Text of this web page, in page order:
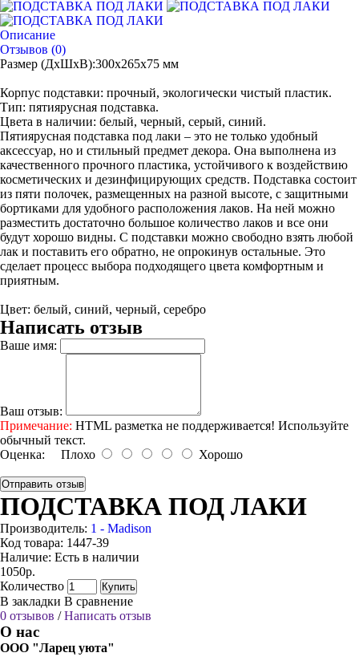
Описание
Отзывов (0)
Размер (ДхШхВ):300х265х75 мм
Корпус подставки: прочный, экологически чистый пластик.
Тип: пятиярусная подставка.
Цвета в наличии: белый, черный, серый, синий.
Пятиярусная подставка под лаки – это не только удобный
аксессуар, но и стильный предмет декора. Она выполнена из
качественного прочного пластика, устойчивого к воздействию
косметических и дезинфицирующих средств. Подставка состоит
из пяти полочек, размещенных на разной высоте, с защитными
бортиками для удобного расположения лаков. На ней можно
разместить достаточно большое количество лаков и все они
будут хорошо видны. С подставки можно свободно взять любой
лак и поставить его обратно, не опрокинув остальные. Это
сделает процесс выбора подходящего цвета комфортным и
приятным.
Цвет: белый, синий, черный, серебро
Написать отзыв
Ваше имя:
Ваш отзыв:
Примечание: HTML разметка не поддерживается! Используйте
обычный текст.
Оценка: Плохо Хорошо
Отправить отзыв
ПОДСТАВКА ПОД ЛАКИ
Производитель: 1 - Madison
Код товара: 1447-39
Наличие: Есть в наличии
1050р.
Количество
Купить
В закладки В сравнение
0 отзывов /Написать отзыв
О нас
ООО "Ларец уюта"